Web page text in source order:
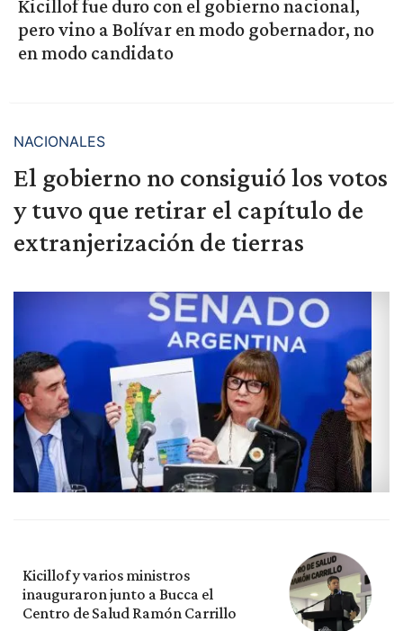
Kicillof fue duro con el gobierno nacional,
pero vino a Bolívar en modo gobernador, no
en modo candidato
NACIONALES
El gobierno no consiguió los votos
y tuvo que retirar el capítulo de
extranjerización de tierras
Kicillof y varios ministros
inauguraron junto a Bucca el
Centro de Salud Ramón Carrillo